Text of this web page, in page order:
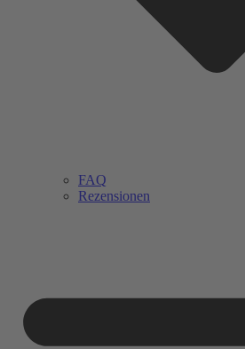
FAQ
Rezensionen